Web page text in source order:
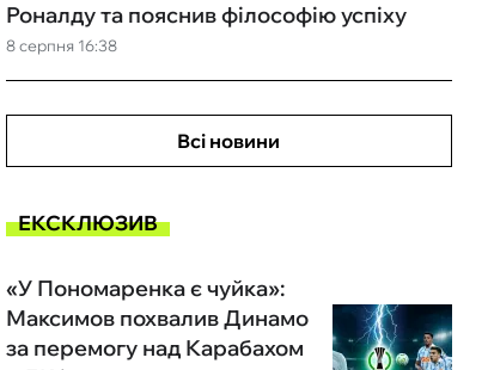
8 серпня 16:38
Роналду та пояснив філософію успіху
Всі новини
ЕКСКЛЮЗИВ
«У Пономаренка є чуйка»:
Максимов похвалив Динамо
за перемогу над Карабахом